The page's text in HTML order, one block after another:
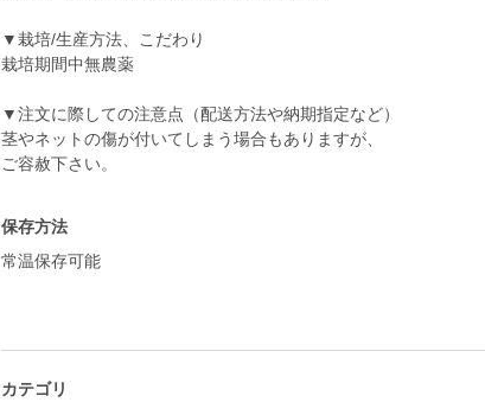
▼栽培/生産方法、こだわり
栽培期間中無農薬
▼注文に際しての注意点（配送方法や納期指定など）
茎やネットの傷が付いてしまう場合もありますが、
ご容赦下さい。
保存方法
常温保存可能
カテゴリ